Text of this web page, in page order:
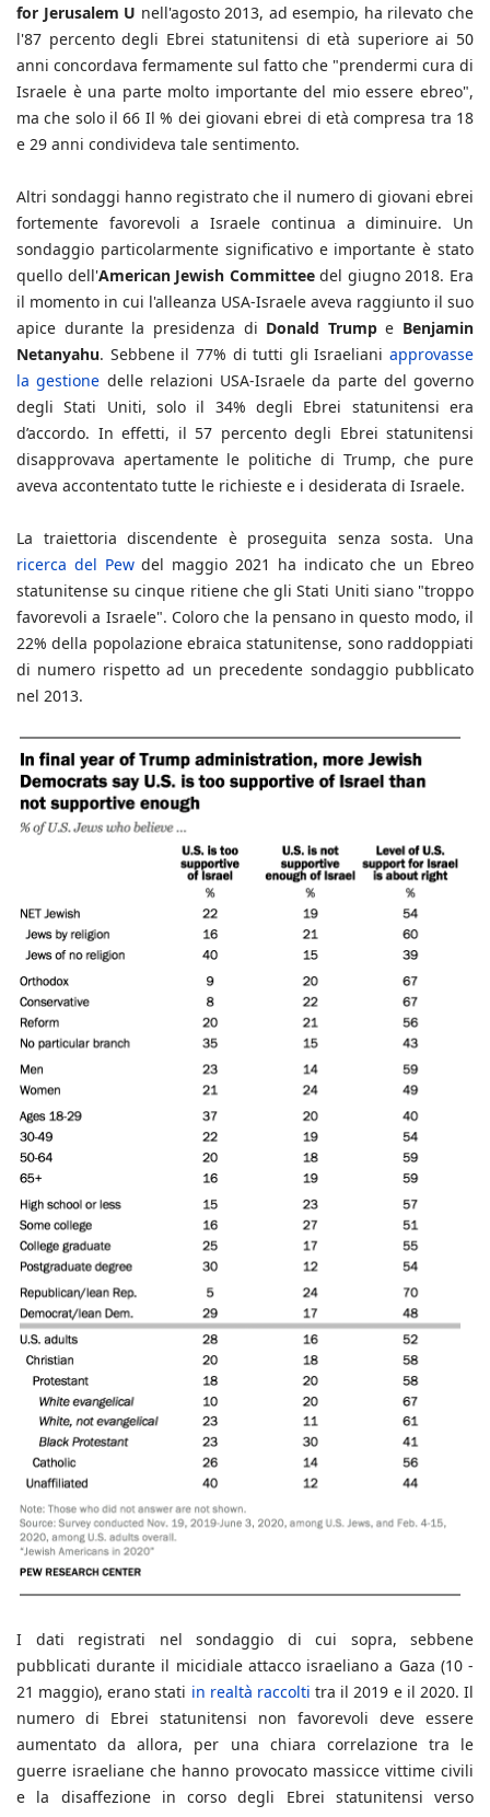
for Jerusalem U nell'agosto 2013, ad esempio, ha rilevato che
l'87 percento degli Ebrei statunitensi di età superiore ai 50
anni concordava fermamente sul fatto che "prendermi cura di
Israele è una parte molto importante del mio essere ebreo",
ma che solo il 66 Il % dei giovani ebrei di età compresa tra 18
e 29 anni condivideva tale sentimento.
Altri sondaggi hanno registrato che il numero di giovani ebrei
fortemente favorevoli a Israele continua a diminuire. Un
sondaggio particolarmente significativo e importante è stato
quello dell'American Jewish Committeedel giugno 2018. Era
il momento in cui l'alleanza USA-Israele aveva raggiunto il suo
apice durante la presidenza di Donald Trumpe Benjamin
Netanyahu. Sebbene il 77% di tutti gli Israeliani approvasse
la gestione delle relazioni USA-Israele da parte del governo
degli Stati Uniti, solo il 34% degli Ebrei statunitensi era
d’accordo. In effetti, il 57 percento degli Ebrei statunitensi
disapprovava apertamente le politiche di Trump, che pure
aveva accontentato tutte le richieste e i desiderata di Israele.
La traiettoria discendente è proseguita senza sosta. Una
ricerca del Pewdel maggio 2021 ha indicato che un Ebreo
statunitense su cinque ritiene che gli Stati Uniti siano "troppo
favorevoli a Israele". Coloro che la pensano in questo modo, il
22% della popolazione ebraica statunitense, sono raddoppiati
di numero rispetto ad un precedente sondaggio pubblicato
nel 2013.
I dati registrati nel sondaggio di cui sopra, sebbene
pubblicati durante il micidiale attacco israeliano a Gaza (10 -
21 maggio), erano stati in realtà raccoltitra il 2019 e il 2020. Il
numero di Ebrei statunitensi non favorevoli deve essere
aumentato da allora, per una chiara correlazione tra le
guerre israeliane che hanno provocato massicce vittime civili
e la disaffezione in corso degli Ebrei statunitensi verso